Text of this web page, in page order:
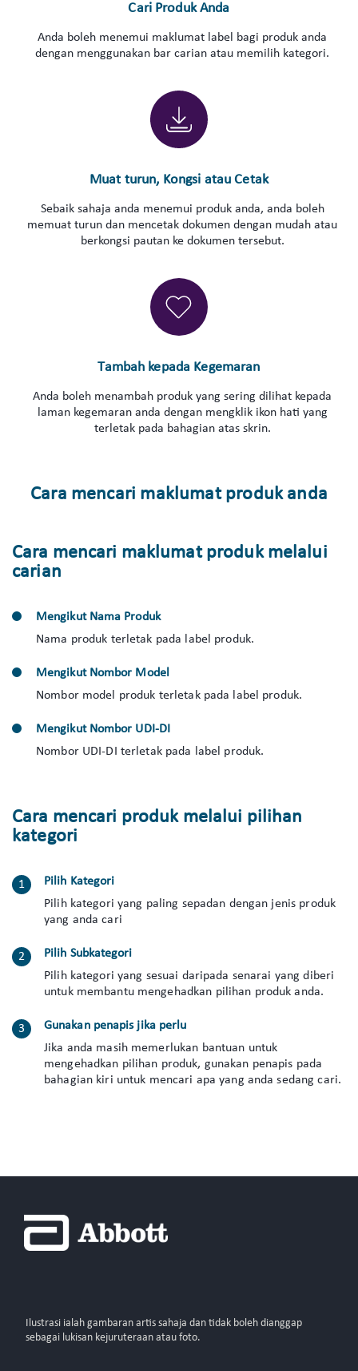
Cari Produk Anda
Anda boleh menemui maklumat label bagi produk anda
dengan menggunakan bar carian atau memilih kategori.
Muat turun, Kongsi atau Cetak
Sebaik sahaja anda menemui produk anda, anda boleh
memuat turun dan mencetak dokumen dengan mudah atau
berkongsi pautan ke dokumen tersebut.
Tambah kepada Kegemaran
Anda boleh menambah produk yang sering dilihat kepada
laman kegemaran anda dengan mengklik ikon hati yang
terletak pada bahagian atas skrin.
Cara mencari maklumat produk anda
Cara mencari maklumat produk melalui
carian
Mengikut Nama Produk
Nama produk terletak pada label produk.
Mengikut Nombor Model
Nombor model produk terletak pada label produk.
Mengikut Nombor UDI-DI
Nombor UDI-DI terletak pada label produk.
Cara mencari produk melalui pilihan
kategori
Pilih Kategori
Pilih kategori yang paling sepadan dengan jenis produk
yang anda cari
Pilih Subkategori
Pilih kategori yang sesuai daripada senarai yang diberi
untuk membantu mengehadkan pilihan produk anda.
Gunakan penapis jika perlu
Jika anda masih memerlukan bantuan untuk
mengehadkan pilihan produk, gunakan penapis pada
bahagian kiri untuk mencari apa yang anda sedang cari.
Ilustrasi ialah gambaran artis sahaja dan tidak boleh dianggap
sebagai lukisan kejuruteraan atau foto.